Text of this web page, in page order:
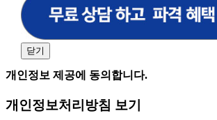
비스 신상품이나 이벤트, 최신 정보 안내
향에 맞는 최적의 서비스를 제공하기 위함.
어, 해커스일본어, 해커스잡, 해커스금융, 해커스
원, 해커스경찰, 해커스소방, 해커스공인중개사,
사, 해커스편입 등)
3. 개인정보 보유/이용 기간: 법령상 정하
닫기
개인정보 제공에 동의합니다.
개인정보처리방침 보기